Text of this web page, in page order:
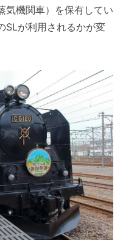
気機関車）を保有してい
SLが利用されるかが変